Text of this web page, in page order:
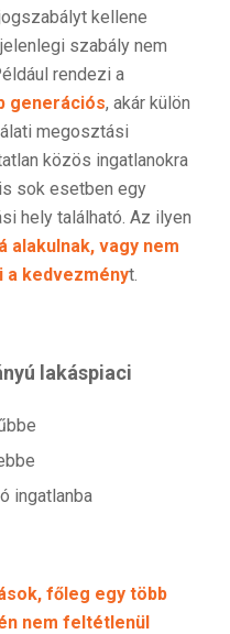
kellene
szabály nem
rendezi a
generációs, akár külön
megosztási
közös ingatlanokra
sok esetben egy
hely található. Az ilyen
alakulnak, vagy nem
a kedvezményt.
lakáspiaci
ingatlanba
főleg egy több
nem feltétlenül